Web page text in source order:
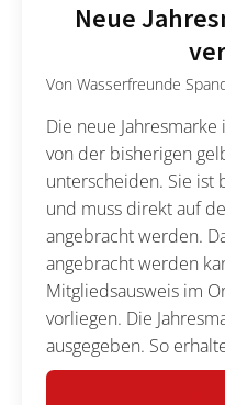
Neue
VonWasserfreunde
Die neue
von der bisherigen
unterscheiden. Sie ist
und muss direkt auf
angebracht werden.
angebracht werden
Mitgliedsausweis im
vorliegen. Die
ausgegeben. So